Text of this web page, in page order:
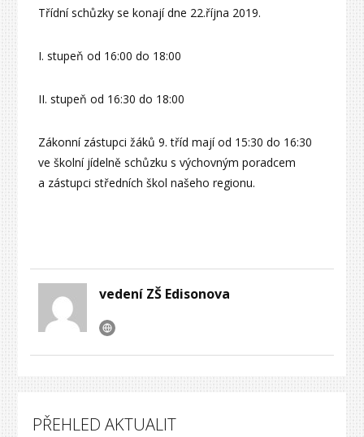
Třídní schůzky se konají dne 22.října 2019.
I. stupeň od 16:00 do 18:00
II. stupeň od 16:30 do 18:00
Zákonní zástupci žáků 9. tříd mají od 15:30 do 16:30
ve školní jídelně schůzku s výchovným poradcem
a zástupci středních škol našeho regionu.
vedení ZŠ Edisonova
PŘEHLED AKTUALIT